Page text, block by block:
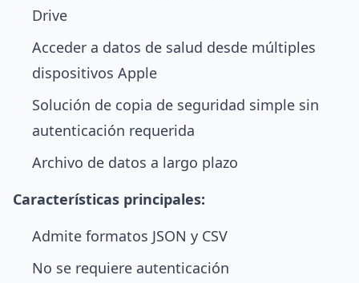
Drive
Acceder a datos de salud desde múltiples
dispositivos Apple
Solución de copia de seguridad simple sin
autenticación requerida
Archivo de datos a largo plazo
Características principales:
Admite formatos JSON y CSV
No se requiere autenticación